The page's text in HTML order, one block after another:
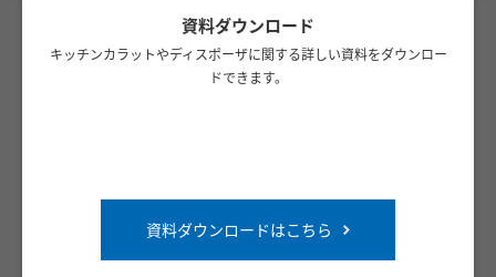
資料ダウンロード
キッチンカラットやディスポーザに関する詳しい資料をダウンロー
ドできます。
資料ダウンロードはこちら